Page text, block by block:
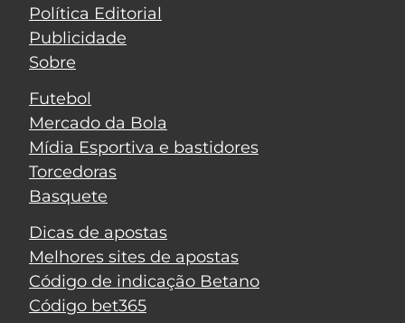
Política Editorial
Publicidade
Sobre
Futebol
Mercado da Bola
Mídia Esportiva e bastidores
Torcedoras
Basquete
Dicas de apostas
Melhores sites de apostas
Código de indicação Betano
Código bet365